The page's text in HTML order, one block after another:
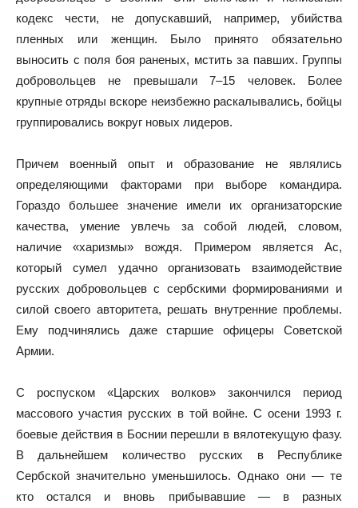
кодекс чести, не допускавший, например, убийства
пленных или женщин. Было принято обязательно
выносить с поля боя раненых, мстить за павших. Группы
добровольцев не превышали 7–15 человек. Более
крупные отряды вскоре неизбежно раскалывались, бойцы
группировались вокруг новых лидеров.
Причем военный опыт и образование не являлись
определяющими факторами при выборе командира.
Гораздо большее значение имели их организаторские
качества, умение увлечь за собой людей, словом,
наличие «харизмы» вождя. Примером является Ас,
который сумел удачно организовать взаимодействие
русских добровольцев с сербскими формированиями и
силой своего авторитета, решать внутренние проблемы.
Ему подчинялись даже старшие офицеры Советской
Армии.
С роспуском «Царских волков» закончился период
массового участия русских в той войне. С осени 1993 г.
боевые действия в Боснии перешли в вялотекущую фазу.
В дальнейшем количество русских в Республике
Сербской значительно уменьшилось. Однако они — те
кто остался и вновь прибывавшие — в разных